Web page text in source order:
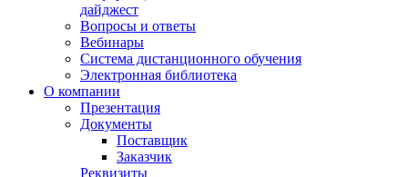
дайджест
Вопросы и ответы
Вебинары
Система дистанционного обучения
Электронная библиотека
О компании
Презентация
Документы
Поставщик
Заказчик
Реквизиты